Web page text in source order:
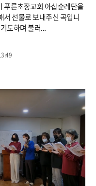
푸른초장교회 아삽순례단을
서 선물로 보내주신 곡입니
도하며 불러...